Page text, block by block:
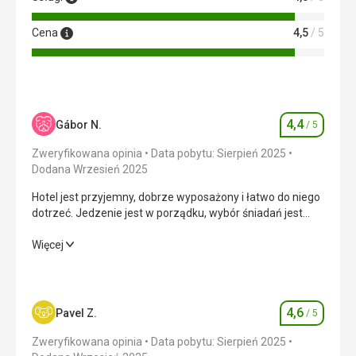
Cena 4,5 / 5
Gábor N. Ocena
4,4/ 5
Zweryfikowana opinia
Data pobytu: Sierpień 2025
Dodana Wrzesień 2025
Hotel jest przyjemny, dobrze wyposażony i łatwo do niego
dotrzeć. Jedzenie jest w porządku, wybór śniadań jest
był bezpłatny bus dowożący na parking zewnętrzny.
Hotel jest przyjemny, dobrze wyposażony i łatwo do niego
Wyżywienie 4,0/ 5
Więcej
Pavel Z. Ocena
4,6 / 5
Zweryfikowana opinia
Data pobytu: Sierpień 2025